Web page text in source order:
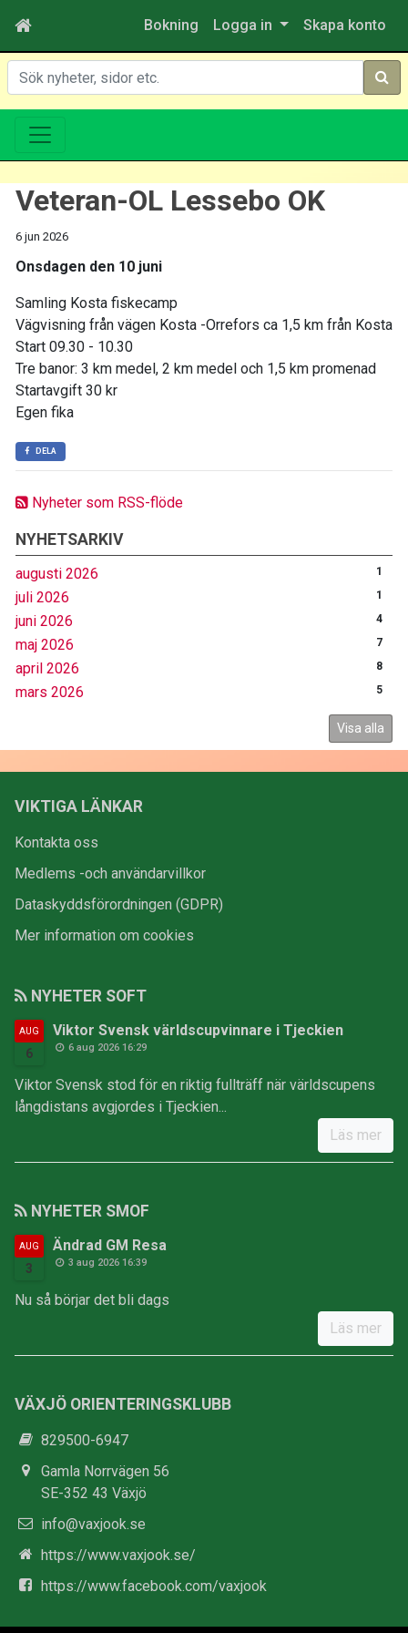
Bokning Logga in Skapa konto
Sök
Nyheter som RSS-flöde
NYHETSARKIV
augusti 2026 1
juli 2026 1
juni 2026 4
maj 2026 7
april 2026 8
mars 2026 5
Visa alla
Veteran-OL Lessebo OK
6 jun 2026
Onsdagen den 10 juni
Samling Kosta fiskecamp
Vägvisning från vägen Kosta -Orrefors ca 1,5 km från Kosta
Start 09.30 - 10.30
Tre banor: 3 km medel, 2 km medel och 1,5 km promenad
Startavgift 30 kr
Egen fika
DELA
VIKTIGA LÄNKAR
Kontakta oss
Medlems -och användarvillkor
Dataskyddsförordningen (GDPR)
Mer information om cookies
NYHETER SOFT
AUG
6
Viktor Svensk världscupvinnare i Tjeckien
6 aug 2026 16:29
Viktor Svensk stod för en riktig fullträff när världscupens
långdistans avgjordes i Tjeckien...
Läs mer
NYHETER SMOF
AUG
3
Ändrad GM Resa
3 aug 2026 16:39
Nu så börjar det bli dags
Läs mer
VÄXJÖ ORIENTERINGSKLUBB
829500-6947
Gamla Norrvägen 56
SE-352 43 Växjö
info@vaxjook.se
https://www.vaxjook.se/
https://www.facebook.com/vaxjook